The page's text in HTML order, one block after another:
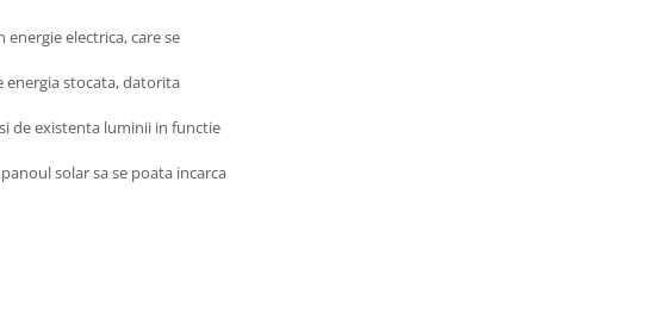
electrica, care se
energia stocata, datorita
de existenta luminii in functie
solar sa se poata incarca